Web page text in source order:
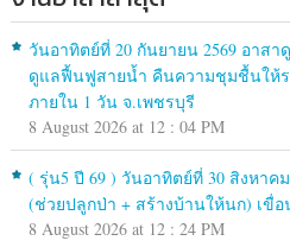
วันอาทิตย์ที่ 20 กันยายน 2569 อาสา
ดูแลฟื้นฟูสายน้ำ คืนความชุมชื้นให้
ภายใน 1 วัน จ.เพชรบุรี
8 August 2026 at 12 : 04 PM
( รุ่น5 ปี 69 ) วันอาทิตย์ที่ 30 สิงหาค
(ช่วยปลูกป่า + สร้างบ้านให้นก) เขื่
8 August 2026 at 12 : 24 PM